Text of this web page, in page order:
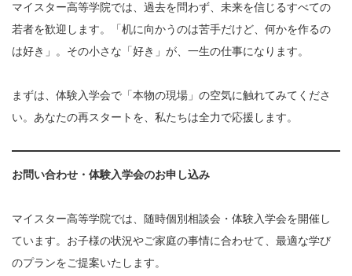
マイスター高等学院では、過去を問わず、未来を信じるすべての
若者を歓迎します。「机に向かうのは苦手だけど、何かを作るの
は好き」。その小さな「好き」が、一生の仕事になります。
まずは、体験入学会で「本物の現場」の空気に触れてみてくださ
い。あなたの再スタートを、私たちは全力で応援します。
お問い合わせ・体験入学会のお申し込み
マイスター高等学院では、随時個別相談会・体験入学会を開催し
ています。お子様の状況やご家庭の事情に合わせて、最適な学び
のプランをご提案いたします。